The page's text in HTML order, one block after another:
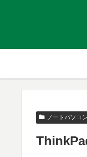
ノートパソコン